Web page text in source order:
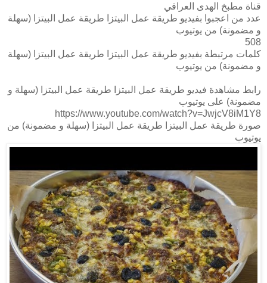
قناة مطبخ الهدى العراقي
عدد من اعجبوا بفيديو طريقة عمل البيتزا طريقة عمل البيتزا (سهلة
و مضمونة) من يوتيوب
508
كلمات مرتبطة بفيديو طريقة عمل البيتزا طريقة عمل البيتزا (سهلة
و مضمونة) من يوتيوب
رابط مشاهدة فيديو طريقة عمل البيتزا طريقة عمل البيتزا (سهلة و
مضمونة) على يوتيوب
https://www.youtube.com/watch?v=JwjcV8iM1Y8
صورة طريقة عمل البيتزا طريقة عمل البيتزا (سهلة و مضمونة) من
يوتيوب